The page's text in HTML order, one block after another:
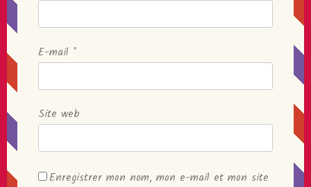
E-mail *
Site web
Enregistrer mon nom, mon e-mail et mon site